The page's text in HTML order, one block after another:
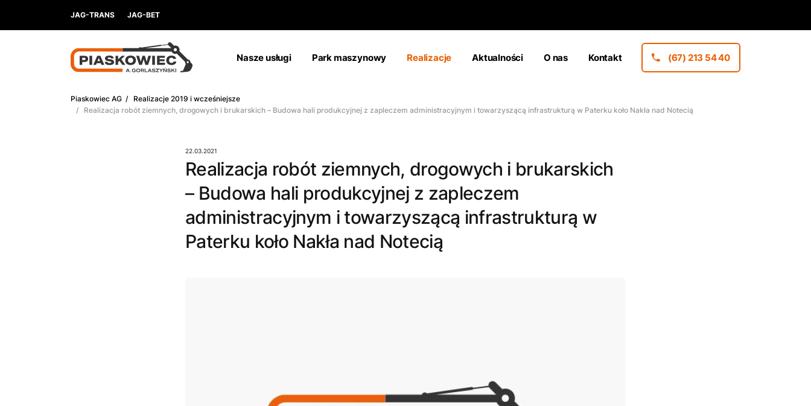
JAG-TRANS JAG-BET
Nasze usługi Park maszynowy Realizacje Aktualności O nas Kontakt (67) 213 54 40
Piaskowiec AG / Realizacje 2019 i wcześniejsze
/ Realizacja robót ziemnych, drogowych i brukarskich – Budowa hali produkcyjnej z zapleczem administracyjnym i towarzyszącą infrastrukturą w Paterku koło Nakła nad Notecią
22.03.2021
Realizacja robót ziemnych, drogowych i brukarskich
– Budowa hali produkcyjnej z zapleczem
administracyjnym i towarzyszącą infrastrukturą w
Paterku koło Nakła nad Notecią